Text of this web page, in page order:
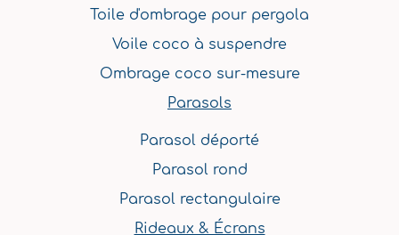
b
a
r
a
u
b
e
e
e
s
Toile d'ombrage pour pergola
Voile coco à suspendre
Ombrage coco sur-mesure
Parasols
Parasol déporté
Parasol rond
Parasol rectangulaire
Rideaux & Écrans